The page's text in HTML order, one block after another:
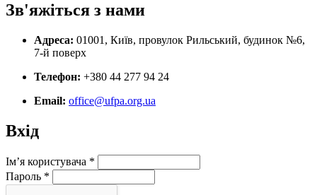
Зв'яжіться з нами
Адреса: 01001, Київ, провулок Рильський, будинок №6,
7-й поверх
Телефон: +380 44 277 94 24
Email: office@ufpa.org.ua
Вхід
Ім’я користувача *
Пароль *